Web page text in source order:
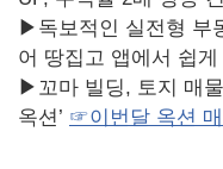
▶독보적인 실전형 부
어 땅집고 앱에서 쉽게
▶꼬마 빌딩, 토지 매
옥션’ ☞이번달 옥션